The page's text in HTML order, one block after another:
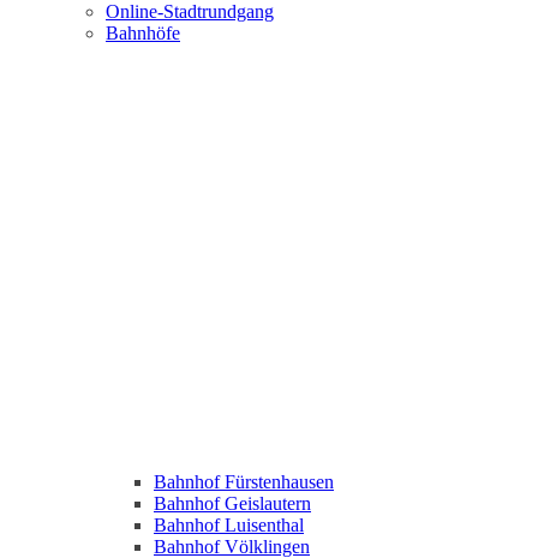
Online-Stadtrundgang
Bahnhöfe
Bahnhof Fürstenhausen
Bahnhof Geislautern
Bahnhof Luisenthal
Bahnhof Völklingen